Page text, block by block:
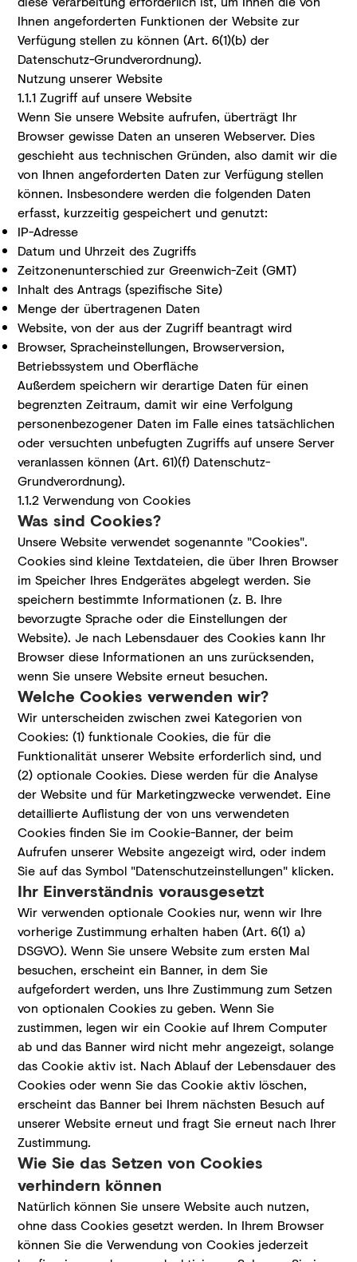
Ihnen angeforderten Funktionen der Website zur
Verfügung stellen zu können (Art. 6(1)(b) der
Datenschutz-Grundverordnung).
Nutzung unserer Website
1.1.1 Zugriff auf unsere Website
Wenn Sie unsere Website aufrufen, überträgt Ihr
Browser gewisse Daten an unseren Webserver. Dies
geschieht aus technischen Gründen, also damit wir die
von Ihnen angeforderten Daten zur Verfügung stellen
können. Insbesondere werden die folgenden Daten
erfasst, kurzzeitig gespeichert und genutzt:
IP-Adresse
Datum und Uhrzeit des Zugriffs
Zeitzonenunterschied zur Greenwich-Zeit (GMT)
Inhalt des Antrags (spezifische Site)
Menge der übertragenen Daten
Website, von der aus der Zugriff beantragt wird
Browser, Spracheinstellungen, Browserversion,
Betriebssystem und Oberfläche
Außerdem speichern wir derartige Daten für einen
begrenzten Zeitraum, damit wir eine Verfolgung
personenbezogener Daten im Falle eines tatsächlichen
oder versuchten unbefugten Zugriffs auf unsere Server
veranlassen können (Art. 61)(f) Datenschutz-
Grundverordnung).
1.1.2 Verwendung von Cookies
Was sind Cookies?
Unsere Website verwendet sogenannte "Cookies".
Cookies sind kleine Textdateien, die über Ihren Browser
im Speicher Ihres Endgerätes abgelegt werden. Sie
speichern bestimmte Informationen (z. B. Ihre
bevorzugte Sprache oder die Einstellungen der
Website). Je nach Lebensdauer des Cookies kann Ihr
Browser diese Informationen an uns zurücksenden,
wenn Sie unsere Website erneut besuchen.
Welche Cookies verwenden wir?
Wir unterscheiden zwischen zwei Kategorien von
Cookies: (1) funktionale Cookies, die für die
Funktionalität unserer Website erforderlich sind, und
(2) optionale Cookies. Diese werden für die Analyse
der Website und für Marketingzwecke verwendet. Eine
detaillierte Auflistung der von uns verwendeten
Cookies finden Sie im Cookie-Banner, der beim
Aufrufen unserer Website angezeigt wird, oder indem
Sie auf das Symbol "Datenschutzeinstellungen" klicken.
Ihr Einverständnis vorausgesetzt
Wir verwenden optionale Cookies nur, wenn wir Ihre
vorherige Zustimmung erhalten haben (Art. 6(1) a)
DSGVO). Wenn Sie unsere Website zum ersten Mal
besuchen, erscheint ein Banner, in dem Sie
aufgefordert werden, uns Ihre Zustimmung zum Setzen
von optionalen Cookies zu geben. Wenn Sie
zustimmen, legen wir ein Cookie auf Ihrem Computer
ab und das Banner wird nicht mehr angezeigt, solange
das Cookie aktiv ist. Nach Ablauf der Lebensdauer des
Cookies oder wenn Sie das Cookie aktiv löschen,
erscheint das Banner bei Ihrem nächsten Besuch auf
unserer Website erneut und fragt Sie erneut nach Ihrer
Zustimmung.
Wie Sie das Setzen von Cookies
verhindern können
Natürlich können Sie unsere Website auch nutzen,
ohne dass Cookies gesetzt werden. In Ihrem Browser
können Sie die Verwendung von Cookies jederzeit